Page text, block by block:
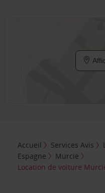
Accueil Services Avis
Espagne
Murcie
Location de voiture